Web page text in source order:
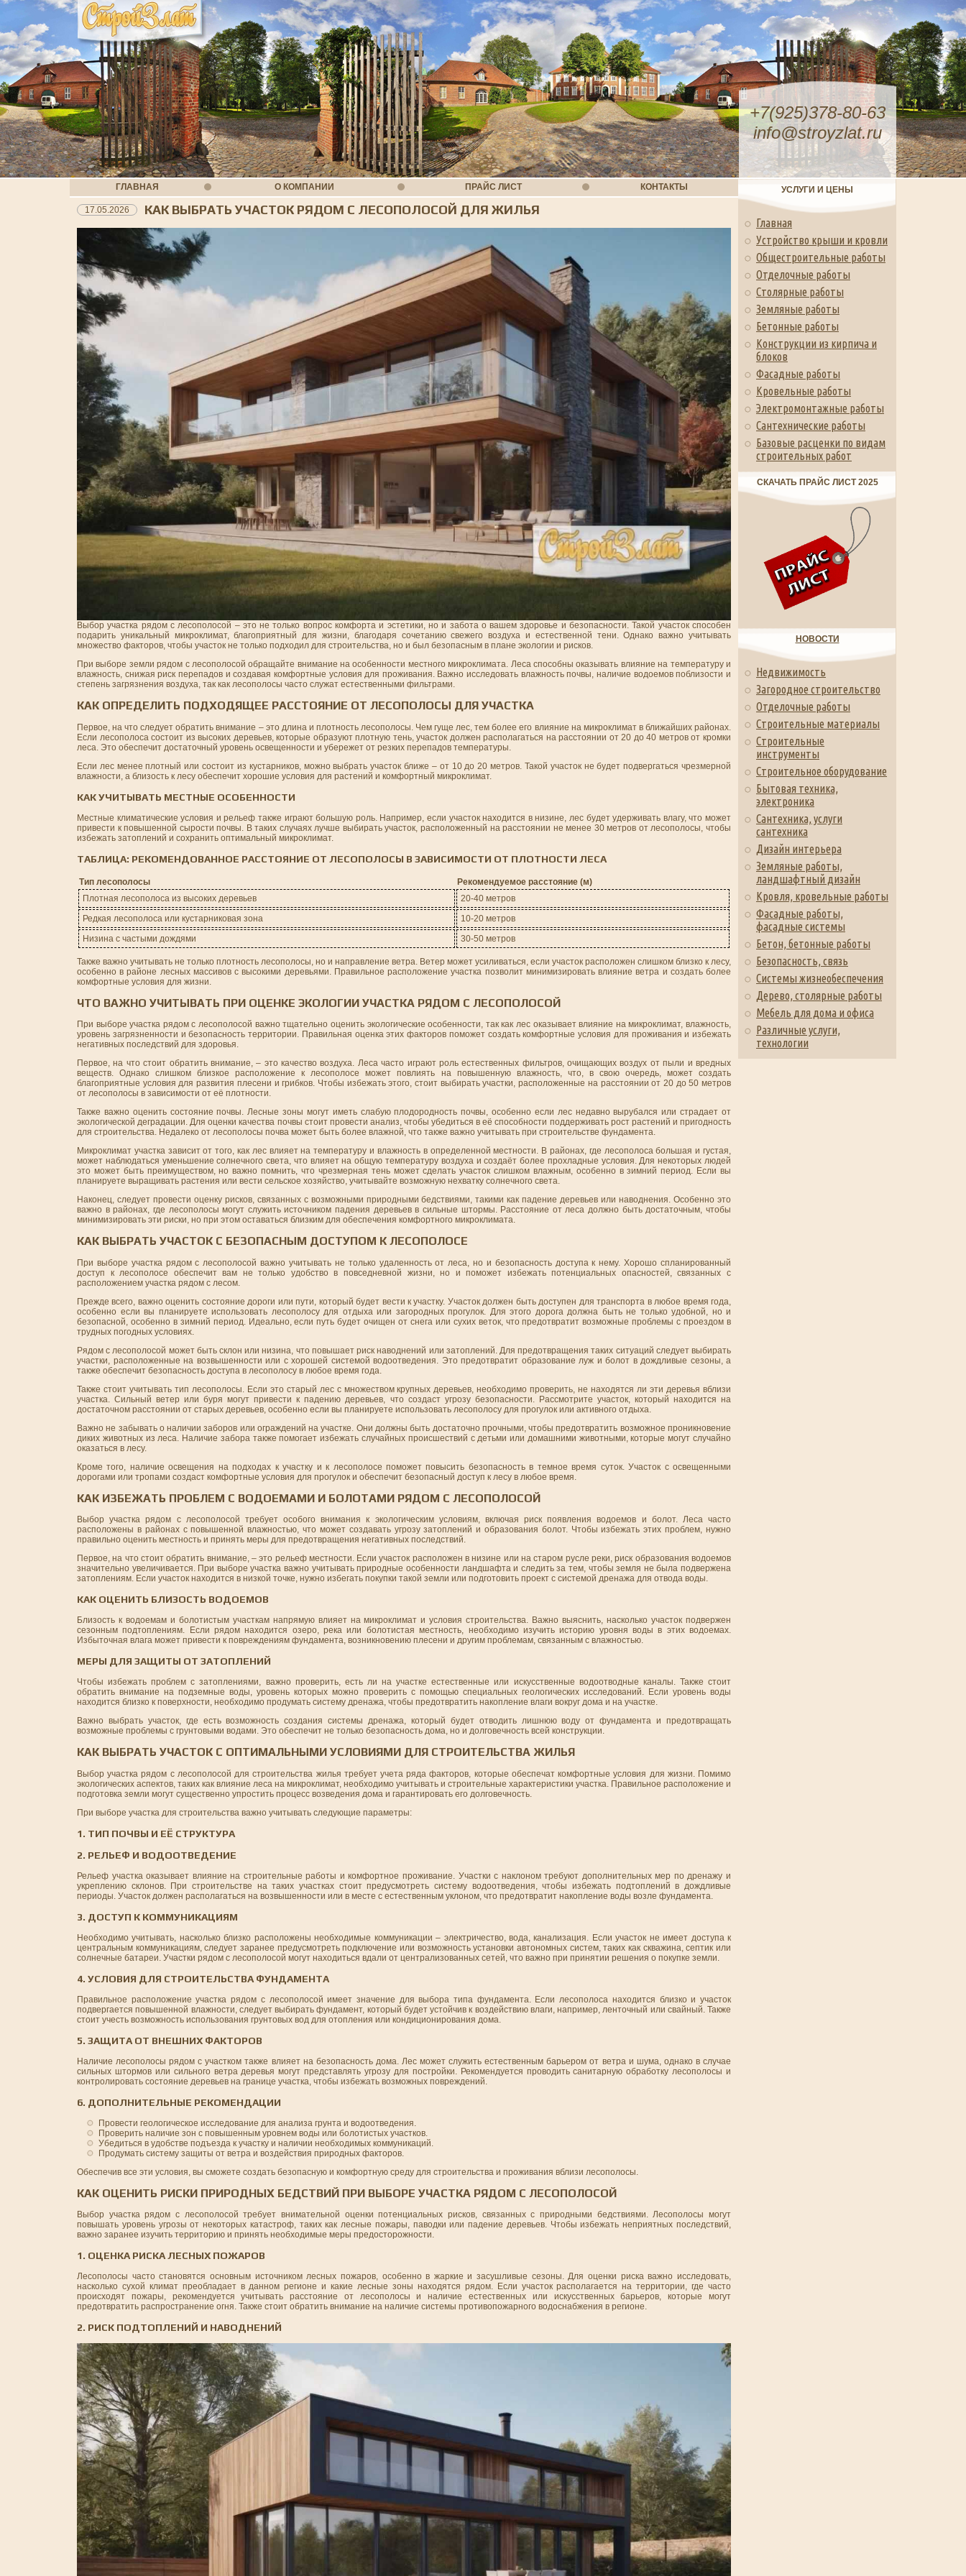
+7(925)378-80-63
info@stroyzlat.ru
ГЛАВНАЯ О КОМПАНИИ ПРАЙС ЛИСТ КОНТАКТЫ
17.05.2026 КАК ВЫБРАТЬ УЧАСТОК РЯДОМ С ЛЕСОПОЛОСОЙ ДЛЯ ЖИЛЬЯ
Выбор участка рядом с лесополосой – это не только вопрос комфорта и эстетики, но и забота о вашем здоровье и безопасности. Такой участок способен
подарить уникальный микроклимат, благоприятный для жизни, благодаря сочетанию свежего воздуха и естественной тени. Однако важно учитывать
множество факторов, чтобы участок не только подходил для строительства, но и был безопасным в плане экологии и рисков.
При выборе земли рядом с лесополосой обращайте внимание на особенности местного микроклимата. Леса способны оказывать влияние на температуру и
влажность, снижая риск перепадов и создавая комфортные условия для проживания. Важно исследовать влажность почвы, наличие водоемов поблизости и
степень загрязнения воздуха, так как лесополосы часто служат естественными фильтрами.
КАК ОПРЕДЕЛИТЬ ПОДХОДЯЩЕЕ РАССТОЯНИЕ ОТ ЛЕСОПОЛОСЫ ДЛЯ УЧАСТКА
Первое, на что следует обратить внимание – это длина и плотность лесополосы. Чем гуще лес, тем более его влияние на микроклимат в ближайших районах.
Если лесополоса состоит из высоких деревьев, которые образуют плотную тень, участок должен располагаться на расстоянии от 20 до 40 метров от кромки
леса. Это обеспечит достаточный уровень освещенности и убережет от резких перепадов температуры.
Если лес менее плотный или состоит из кустарников, можно выбрать участок ближе – от 10 до 20 метров. Такой участок не будет подвергаться чрезмерной
влажности, а близость к лесу обеспечит хорошие условия для растений и комфортный микроклимат.
КАК УЧИТЫВАТЬ МЕСТНЫЕ ОСОБЕННОСТИ
Местные климатические условия и рельеф также играют большую роль. Например, если участок находится в низине, лес будет удерживать влагу, что может
привести к повышенной сырости почвы. В таких случаях лучше выбирать участок, расположенный на расстоянии не менее 30 метров от лесополосы, чтобы
избежать затоплений и сохранить оптимальный микроклимат.
ТАБЛИЦА: РЕКОМЕНДОВАННОЕ РАССТОЯНИЕ ОТ ЛЕСОПОЛОСЫ В ЗАВИСИМОСТИ ОТ ПЛОТНОСТИ ЛЕСА
Тип лесополосы
Рекомендуемое расстояние (м)
Плотная лесополоса из высоких деревьев
20-40 метров
Редкая лесополоса или кустарниковая зона
10-20 метров
Низина с частыми дождями
30-50 метров
Также важно учитывать не только плотность лесополосы, но и направление ветра. Ветер может усиливаться, если участок расположен слишком близко к лесу,
особенно в районе лесных массивов с высокими деревьями. Правильное расположение участка позволит минимизировать влияние ветра и создать более
комфортные условия для жизни.
ЧТО ВАЖНО УЧИТЫВАТЬ ПРИ ОЦЕНКЕ ЭКОЛОГИИ УЧАСТКА РЯДОМ С ЛЕСОПОЛОСОЙ
При выборе участка рядом с лесополосой важно тщательно оценить экологические особенности, так как лес оказывает влияние на микроклимат, влажность,
уровень загрязненности и безопасность территории. Правильная оценка этих факторов поможет создать комфортные условия для проживания и избежать
негативных последствий для здоровья.
Первое, на что стоит обратить внимание, – это качество воздуха. Леса часто играют роль естественных фильтров, очищающих воздух от пыли и вредных
веществ. Однако слишком близкое расположение к лесополосе может повлиять на повышенную влажность, что, в свою очередь, может создать
благоприятные условия для развития плесени и грибков. Чтобы избежать этого, стоит выбирать участки, расположенные на расстоянии от 20 до 50 метров
от лесополосы в зависимости от её плотности.
Также важно оценить состояние почвы. Лесные зоны могут иметь слабую плодородность почвы, особенно если лес недавно вырубался или страдает от
экологической деградации. Для оценки качества почвы стоит провести анализ, чтобы убедиться в её способности поддерживать рост растений и пригодность
для строительства. Недалеко от лесополосы почва может быть более влажной, что также важно учитывать при строительстве фундамента.
Микроклимат участка зависит от того, как лес влияет на температуру и влажность в определенной местности. В районах, где лесополоса большая и густая,
может наблюдаться уменьшение солнечного света, что влияет на общую температуру воздуха и создаёт более прохладные условия. Для некоторых людей
это может быть преимуществом, но важно помнить, что чрезмерная тень может сделать участок слишком влажным, особенно в зимний период. Если вы
планируете выращивать растения или вести сельское хозяйство, учитывайте возможную нехватку солнечного света.
Наконец, следует провести оценку рисков, связанных с возможными природными бедствиями, такими как падение деревьев или наводнения. Особенно это
важно в районах, где лесополосы могут служить источником падения деревьев в сильные штормы. Расстояние от леса должно быть достаточным, чтобы
минимизировать эти риски, но при этом оставаться близким для обеспечения комфортного микроклимата.
КАК ВЫБРАТЬ УЧАСТОК С БЕЗОПАСНЫМ ДОСТУПОМ К ЛЕСОПОЛОСЕ
При выборе участка рядом с лесополосой важно учитывать не только удаленность от леса, но и безопасность доступа к нему. Хорошо спланированный
доступ к лесополосе обеспечит вам не только удобство в повседневной жизни, но и поможет избежать потенциальных опасностей, связанных с
расположением участка рядом с лесом.
Прежде всего, важно оценить состояние дороги или пути, который будет вести к участку. Участок должен быть доступен для транспорта в любое время года,
особенно если вы планируете использовать лесополосу для отдыха или загородных прогулок. Для этого дорога должна быть не только удобной, но и
безопасной, особенно в зимний период. Идеально, если путь будет очищен от снега или сухих веток, что предотвратит возможные проблемы с проездом в
трудных погодных условиях.
Рядом с лесополосой может быть склон или низина, что повышает риск наводнений или затоплений. Для предотвращения таких ситуаций следует выбирать
участки, расположенные на возвышенности или с хорошей системой водоотведения. Это предотвратит образование луж и болот в дождливые сезоны, а
также обеспечит безопасность доступа в лесополосу в любое время года.
Также стоит учитывать тип лесополосы. Если это старый лес с множеством крупных деревьев, необходимо проверить, не находятся ли эти деревья вблизи
участка. Сильный ветер или буря могут привести к падению деревьев, что создаст угрозу безопасности. Рассмотрите участок, который находится на
достаточном расстоянии от старых деревьев, особенно если вы планируете использовать лесополосу для прогулок или активного отдыха.
Важно не забывать о наличии заборов или ограждений на участке. Они должны быть достаточно прочными, чтобы предотвратить возможное проникновение
диких животных из леса. Наличие забора также помогает избежать случайных происшествий с детьми или домашними животными, которые могут случайно
оказаться в лесу.
Кроме того, наличие освещения на подходах к участку и к лесополосе поможет повысить безопасность в темное время суток. Участок с освещенными
дорогами или тропами создаст комфортные условия для прогулок и обеспечит безопасный доступ к лесу в любое время.
КАК ИЗБЕЖАТЬ ПРОБЛЕМ С ВОДОЕМАМИ И БОЛОТАМИ РЯДОМ С ЛЕСОПОЛОСОЙ
Выбор участка рядом с лесополосой требует особого внимания к экологическим условиям, включая риск появления водоемов и болот. Леса часто
расположены в районах с повышенной влажностью, что может создавать угрозу затоплений и образования болот. Чтобы избежать этих проблем, нужно
правильно оценить местность и принять меры для предотвращения негативных последствий.
Первое, на что стоит обратить внимание, – это рельеф местности. Если участок расположен в низине или на старом русле реки, риск образования водоемов
значительно увеличивается. При выборе участка важно учитывать природные особенности ландшафта и следить за тем, чтобы земля не была подвержена
затоплениям. Если участок находится в низкой точке, нужно избегать покупки такой земли или подготовить проект с системой дренажа для отвода воды.
КАК ОЦЕНИТЬ БЛИЗОСТЬ ВОДОЕМОВ
Близость к водоемам и болотистым участкам напрямую влияет на микроклимат и условия строительства. Важно выяснить, насколько участок подвержен
сезонным подтоплениям. Если рядом находится озеро, река или болотистая местность, необходимо изучить историю уровня воды в этих водоемах.
Избыточная влага может привести к повреждениям фундамента, возникновению плесени и другим проблемам, связанным с влажностью.
МЕРЫ ДЛЯ ЗАЩИТЫ ОТ ЗАТОПЛЕНИЙ
Чтобы избежать проблем с затоплениями, важно проверить, есть ли на участке естественные или искусственные водоотводные каналы. Также стоит
обратить внимание на подземные воды, уровень которых можно проверить с помощью специальных геологических исследований. Если уровень воды
находится близко к поверхности, необходимо продумать систему дренажа, чтобы предотвратить накопление влаги вокруг дома и на участке.
Важно выбрать участок, где есть возможность создания системы дренажа, который будет отводить лишнюю воду от фундамента и предотвращать
возможные проблемы с грунтовыми водами. Это обеспечит не только безопасность дома, но и долговечность всей конструкции.
КАК ВЫБРАТЬ УЧАСТОК С ОПТИМАЛЬНЫМИ УСЛОВИЯМИ ДЛЯ СТРОИТЕЛЬСТВА ЖИЛЬЯ
Выбор участка рядом с лесополосой для строительства жилья требует учета ряда факторов, которые обеспечат комфортные условия для жизни. Помимо
экологических аспектов, таких как влияние леса на микроклимат, необходимо учитывать и строительные характеристики участка. Правильное расположение и
подготовка земли могут существенно упростить процесс возведения дома и гарантировать его долговечность.
При выборе участка для строительства важно учитывать следующие параметры:
1. ТИП ПОЧВЫ И ЕЁ СТРУКТУРА
2. РЕЛЬЕФ И ВОДООТВЕДЕНИЕ
Рельеф участка оказывает влияние на строительные работы и комфортное проживание. Участки с наклоном требуют дополнительных мер по дренажу и
укреплению склонов. При строительстве на таких участках стоит предусмотреть систему водоотведения, чтобы избежать подтоплений в дождливые
периоды. Участок должен располагаться на возвышенности или в месте с естественным уклоном, что предотвратит накопление воды возле фундамента.
3. ДОСТУП К КОММУНИКАЦИЯМ
Необходимо учитывать, насколько близко расположены необходимые коммуникации – электричество, вода, канализация. Если участок не имеет доступа к
центральным коммуникациям, следует заранее предусмотреть подключение или возможность установки автономных систем, таких как скважина, септик или
солнечные батареи. Участки рядом с лесополосой могут находиться вдали от централизованных сетей, что важно при принятии решения о покупке земли.
4. УСЛОВИЯ ДЛЯ СТРОИТЕЛЬСТВА ФУНДАМЕНТА
Правильное расположение участка рядом с лесополосой имеет значение для выбора типа фундамента. Если лесополоса находится близко и участок
подвергается повышенной влажности, следует выбирать фундамент, который будет устойчив к воздействию влаги, например, ленточный или свайный. Также
стоит учесть возможность использования грунтовых вод для отопления или кондиционирования дома.
5. ЗАЩИТА ОТ ВНЕШНИХ ФАКТОРОВ
Наличие лесополосы рядом с участком также влияет на безопасность дома. Лес может служить естественным барьером от ветра и шума, однако в случае
сильных штормов или сильного ветра деревья могут представлять угрозу для постройки. Рекомендуется проводить санитарную обработку лесополосы и
контролировать состояние деревьев на границе участка, чтобы избежать возможных повреждений.
6. ДОПОЛНИТЕЛЬНЫЕ РЕКОМЕНДАЦИИ
Провести геологическое исследование для анализа грунта и водоотведения.
Проверить наличие зон с повышенным уровнем воды или болотистых участков.
Убедиться в удобстве подъезда к участку и наличии необходимых коммуникаций.
Продумать систему защиты от ветра и воздействия природных факторов.
Обеспечив все эти условия, вы сможете создать безопасную и комфортную среду для строительства и проживания вблизи лесополосы.
КАК ОЦЕНИТЬ РИСКИ ПРИРОДНЫХ БЕДСТВИЙ ПРИ ВЫБОРЕ УЧАСТКА РЯДОМ С ЛЕСОПОЛОСОЙ
Выбор участка рядом с лесополосой требует внимательной оценки потенциальных рисков, связанных с природными бедствиями. Лесополосы могут
повышать уровень угрозы от некоторых катастроф, таких как лесные пожары, паводки или падение деревьев. Чтобы избежать неприятных последствий,
важно заранее изучить территорию и принять необходимые меры предосторожности.
1. ОЦЕНКА РИСКА ЛЕСНЫХ ПОЖАРОВ
Лесополосы часто становятся основным источником лесных пожаров, особенно в жаркие и засушливые сезоны. Для оценки риска важно исследовать,
насколько сухой климат преобладает в данном регионе и какие лесные зоны находятся рядом. Если участок располагается на территории, где часто
происходят пожары, рекомендуется учитывать расстояние от лесополосы и наличие естественных или искусственных барьеров, которые могут
предотвратить распространение огня. Также стоит обратить внимание на наличие системы противопожарного водоснабжения в регионе.
2. РИСК ПОДТОПЛЕНИЙ И НАВОДНЕНИЙ
УСЛУГИ И ЦЕНЫ
Главная
Устройство крыши и кровли
Общестроительные работы
Отделочные работы
Столярные работы
Земляные работы
Бетонные работы
Конструкции из кирпича и
блоков
Фасадные работы
Кровельные работы
Электромонтажные работы
Сантехнические работы
Базовые расценки по видам
строительных работ
СКАЧАТЬ ПРАЙС ЛИСТ 2025
НОВОСТИ
Недвижимость
Загородное строительство
Отделочные работы
Строительные материалы
Строительные
инструменты
Строительное оборудование
Бытовая техника,
электроника
Сантехника, услуги
сантехника
Дизайн интерьера
Земляные работы,
ландшафтный дизайн
Кровля, кровельные работы
Фасадные работы,
фасадные системы
Бетон, бетонные работы
Безопасность, связь
Системы жизнеобеспечения
Дерево, столярные работы
Мебель для дома и офиса
Различные услуги,
технологии